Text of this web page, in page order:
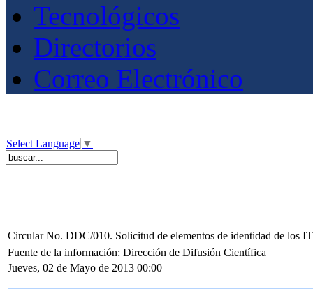
Tecnológicos
Directorios
Correo Electrónico
Select Language ▼
Circular No. DDC/010. Solicitud de elementos de identidad de los IT
Fuente de la información: Dirección de Difusión Científica
Jueves, 02 de Mayo de 2013 00:00